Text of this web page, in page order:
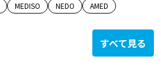
MEDISO NEDO
AMED
すべて見る